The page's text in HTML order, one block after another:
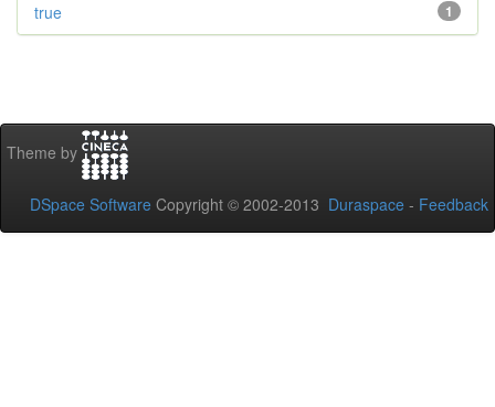
1
true
Theme by
DSpace Software Copyright © 2002-2013 Duraspace - Feedback